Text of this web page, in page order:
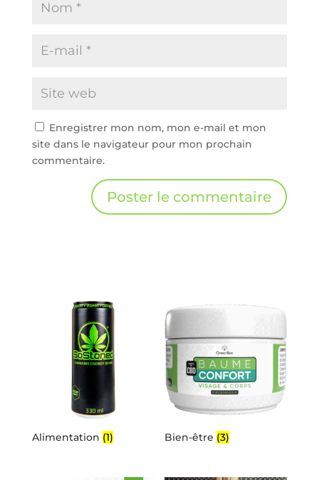
Enregistrer mon nom, mon e-mail et mon
site dans le navigateur pour mon prochain
commentaire.
Alimentation (1) Bien-être (3)